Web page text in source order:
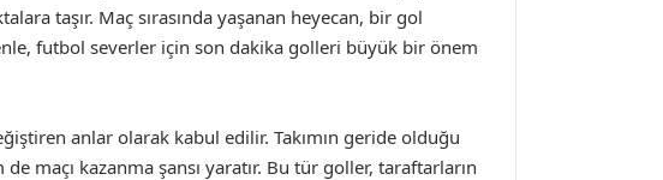
taşır. Maç sırasında yaşanan heyecan, bir gol
futbol severler için son dakika golleri büyük bir önem
anlar olarak kabul edilir. Takımın geride olduğu
maçı kazanma şansı yaratır. Bu tür goller, taraftarların